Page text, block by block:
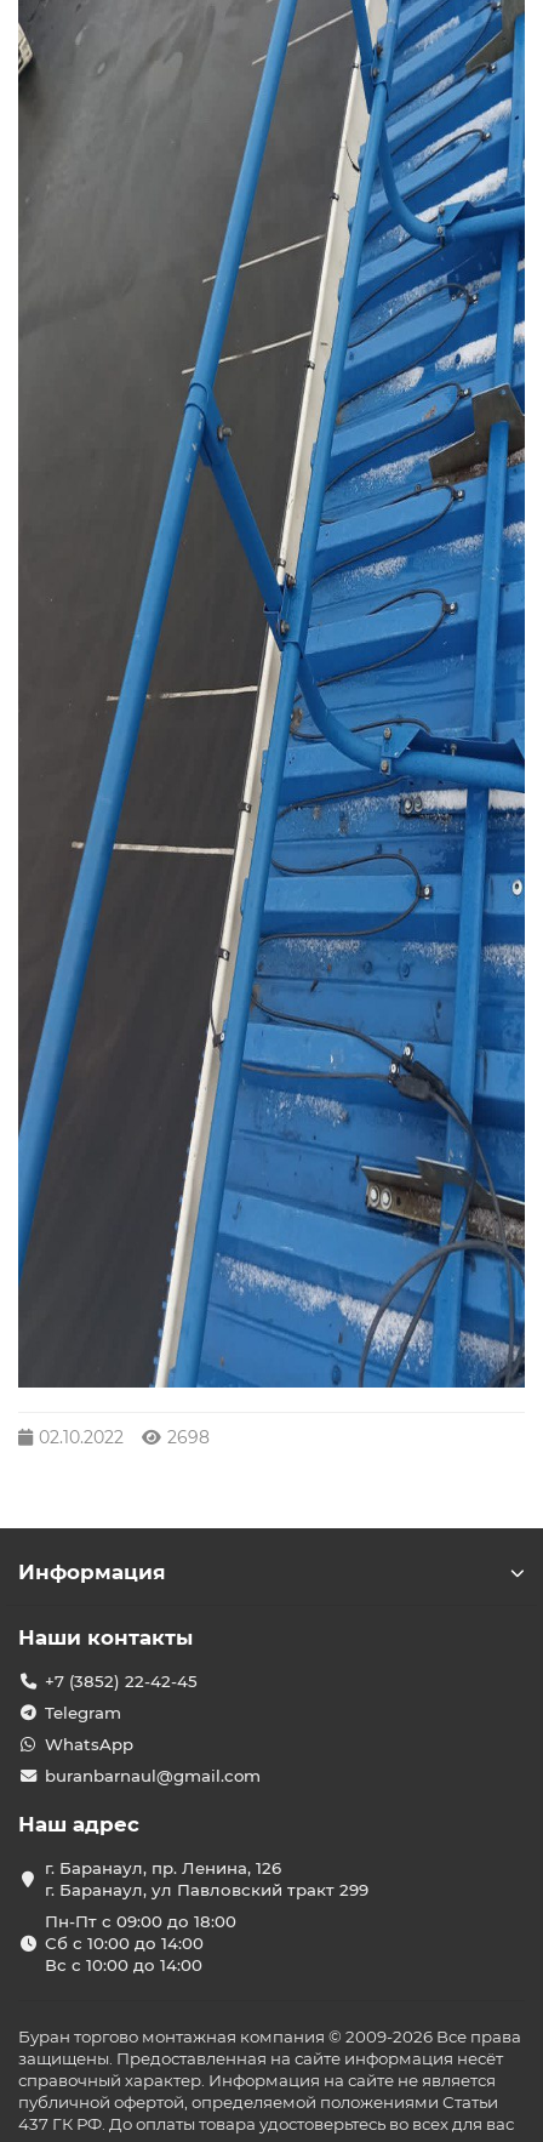
02.10.2022 2698
Информация
Наши контакты
+7 (3852) 22-42-45
Telegram
WhatsApp
buranbarnaul@gmail.com
Наш адрес
г. Баранаул, пр. Ленина, 126
г. Баранаул, ул Павловский тракт 299
Пн-Пт с 09:00 до 18:00
Сб с 10:00 до 14:00
Вс с 10:00 до 14:00
Буран торгово монтажная компания © 2009-2026 Все права
защищены. Предоставленная на сайте информация несёт
справочный характер. Информация на сайте не является
публичной офертой, определяемой положениями Статьи
437 ГК РФ. До оплаты товара удостоверьтесь во всех для вас